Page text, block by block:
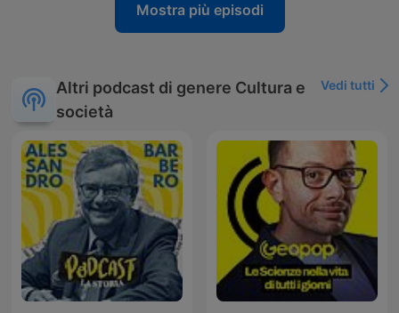
Mostra più episodi
Altri podcast di genere Cultura e
società
Vedi tutti